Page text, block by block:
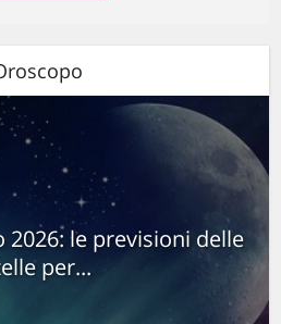
le previsioni delle
per...